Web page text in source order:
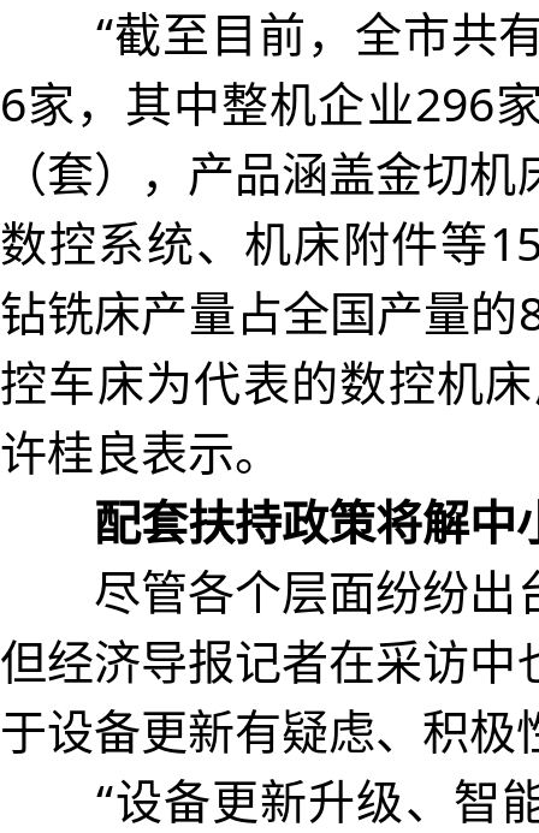
“截至目前，全市共
6家，其中整机企业296
（套），产品涵盖金切
数控系统、机床附件等
钻铣床产量占全国产量
控车床为代表的数控机
许桂良表示。
配套扶持政策将解中
尽管各个层面纷纷出
但经济导报记者在采访
于设备更新有疑虑、积极
“设备更新升级、智